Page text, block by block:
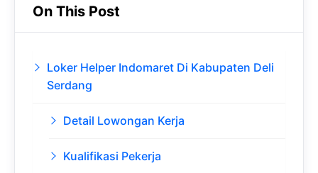
On This Post
Loker Helper Indomaret Di Kabupaten Deli
Serdang
Detail Lowongan Kerja
Kualifikasi Pekerja